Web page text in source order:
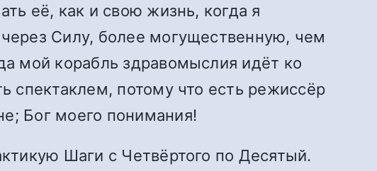
её, как и свою жизнь, когда я
Силу, более могущественную, чем
мой корабль здравомыслия идёт ко
спектаклем, потому что есть режиссёр
Бог моего понимания!
Шаги с Четвёртого по Десятый.